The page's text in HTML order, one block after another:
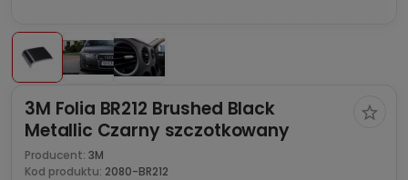
3M Folia BR212 Brushed Black
Metallic Czarny szczotkowany
Producent: 3M
Kod produktu: 2080-BR212